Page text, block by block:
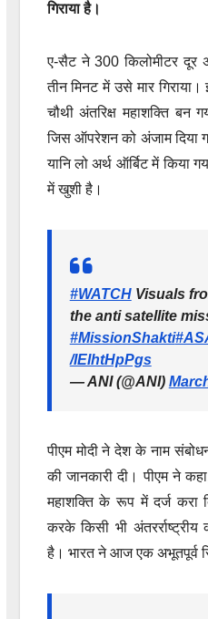
गिराया है।
ए-सैट ने 300 किलोमीटर दूर
तीन मिनट में उसे मार
चौथी अंतरिक्ष महाशक्ति बन
जिस ऑपरेशन को अंजाम दिया
यानि लो अर्थ ऑर्बिट में किया
में खुशी है।
#WATCHVisuals
the anti satellite
#MissionShakti
/IEIhtHpPgs
— ANI (@ANI)
पीएम मोदी ने देश के नाम
की जानकारी दी। पीएम ने
महाशक्ति के रूप में दर्ज करा
करके किसी भी
है। भारत ने आज एक अभूतपूर्व